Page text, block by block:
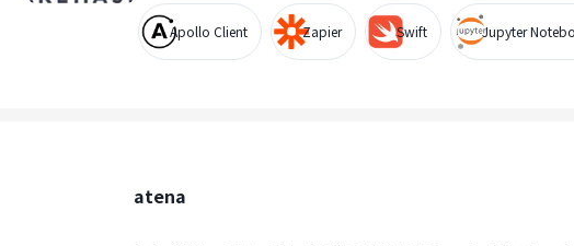
Apollo Client Zapier Swift Jupyter
atena